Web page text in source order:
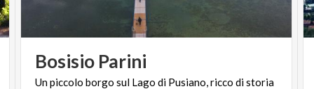
Bosisio Parini
Un piccolo borgo sul Lago di Pusiano, ricco di storia